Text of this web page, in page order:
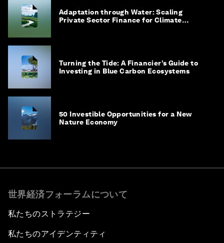
Adaptation through Water: Scaling
Private Sector Finance for Climate
Turning the Tide: A Financier’s Guide to
Investing in Blue Carbon Ecosystems
50 Investible Opportunities for a New
Nature Economy
世界経済フォーラムについて
私たちのストラテジー
私たちのアイデンティティ